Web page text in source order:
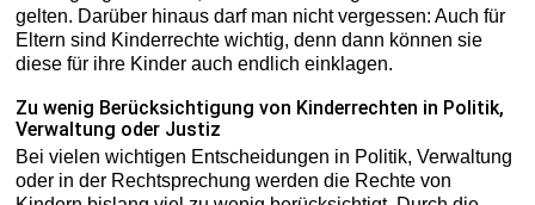
gelten. Darüber hinaus darf man nicht vergessen: Auch für
Eltern sind Kinderrechte wichtig, denn dann können sie
diese für ihre Kinder auch endlich einklagen.
Zu wenig Berücksichtigung von Kinderrechten in Politik,
Verwaltung oder Justiz
Bei vielen wichtigen Entscheidungen in Politik, Verwaltung
oder in der Rechtsprechung werden die Rechte von